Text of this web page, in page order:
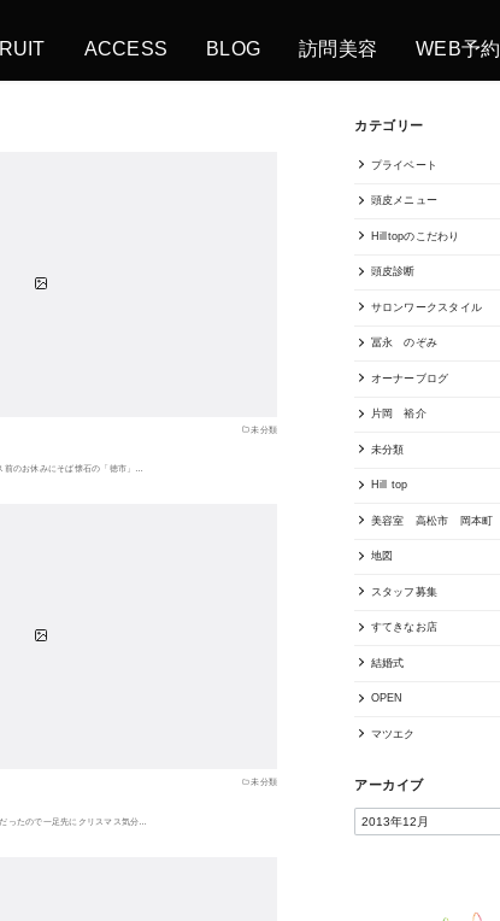
ACCESS BLOG 訪問美容 WEB予約
未分類
前のお休みにそば懐石の「徳市」…
未分類
ったので一足先にクリスマス気分…
カテゴリー
プライベート
頭皮メニュー
Hilltopのこだわり
頭皮診断
サロンワークスタイル
冨永 のぞみ
オーナーブログ
片岡 裕介
未分類
Hill top
美容室 高松市 岡本町
地図
スタッフ募集
すてきなお店
結婚式
OPEN
マツエク
アーカイブ